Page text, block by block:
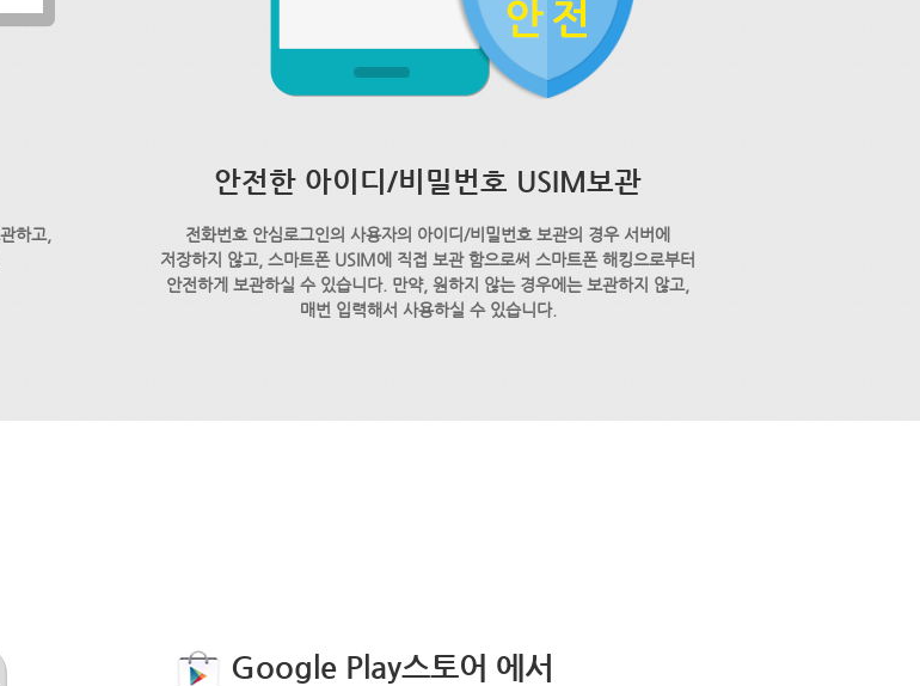
하고,
안전한 아이디/비밀번호 USIM보관
전화번호 안심로그인의 사용자의 아이디/비밀번호 보관의 경우 서버에
저장하지 않고, 스마트폰 USIM에 직접 보관 함으로써 스마트폰 해킹으로부터
안전하게 보관하실 수 있습니다. 만약, 원하지 않는 경우에는 보관하지 않고,
매번 입력해서 사용하실 수 있습니다.
Google Play스토어 에서